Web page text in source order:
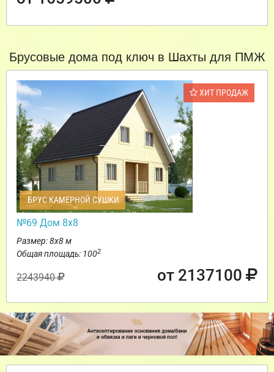
Брусовые дома под ключ в Шахты для ПМЖ
ХИТ ПРОДАЖ
БРУС КАМЕРНОЙ СУШКИ
№69 Дом 8х8
Размер: 8х8 м
Общая площадь: 1002
2243940 от 2137100